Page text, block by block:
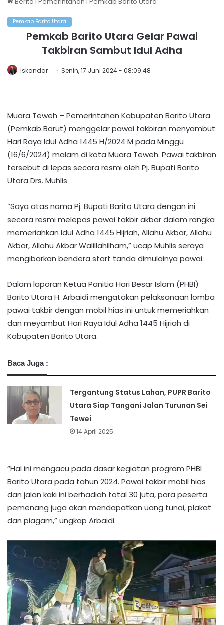
Pemkab Barito Utara
Pemkab Barito Utara Gelar Pawai
Takbiran Sambut Idul Adha
Iskandar Senin, 17 Juni 2024 - 08:09:48
Muara Teweh – Pemerintahan Kabupaten Barito Utara
(Pemkab Barut) menggelar pawai takbiran menyambut
Hari Raya Idul Adha 1445 H/2024 M pada Minggu
(16/6/2024) malam di kota Muara Teweh. Pawai takbiran
tersebut di lepas secara resmi oleh Pj. Bupati Barito
Utara Drs. Muhlis
“Saya atas nama Pj. Bupati Barito Utara dengan ini
secara resmi melepas pawai takbir akbar dalam rangka
memeriahkan Idul Adha 1445 Hijriah, Allahu Akbar, Allahu
Akbar, Allahu Akbar Walillahilham,” ucap Muhlis seraya
mengibarkan bendera start tanda dimulainya pawai.
Dalam laporan Ketua Panitia Hari Besar Islam (PHBI)
Barito Utara H. Arbaidi mengatakan pelaksanaan lomba
pawai takbir dengan mobil hias ini untuk memeriahkan
dan meyambut Hari Raya Idul Adha 1445 Hijriah di
Kabupaten Barito Utara.
Baca Juga :
Tergantung Status Lahan, PUPR Barito
Utara Siap Tangani Jalan Turunan Sei
Tewei
14 April 2025
“Hal ini mengacu pada dasar kegiatan program PHBI
Barito Utara pada tahun 2024. Pawai takbir mobil hias
dan jalan kaki ini berhadiah total 30 juta, para peserta
pemenang juga akan mendapatkan uang tunai, plakat
dan piagam,” ungkap Arbaidi.